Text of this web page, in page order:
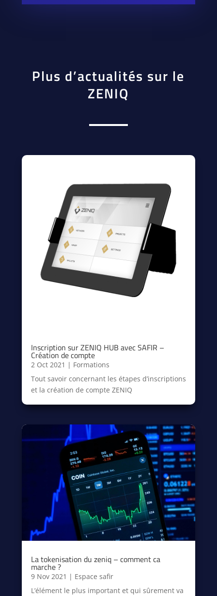
Plus d’actualités sur le
ZENIQ
Inscription sur ZENIQ HUB avec SAFIR –
Création de compte
2 Oct 2021 | Formations
Tout savoir concernant les étapes d’inscriptions
et la création de compte ZENIQ
La tokenisation du zeniq – comment ca
marche ?
9 Nov 2021 | Espace safir
L’élément le plus important et qui sûrement va